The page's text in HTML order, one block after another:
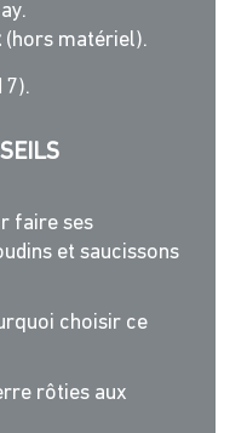
(hors matériel).
faire ses
et saucissons
choisir ce
rôties aux